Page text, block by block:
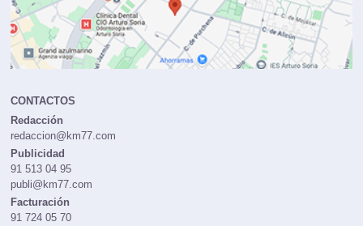
CONTACTOS
Redacción
redaccion@km77.com
Publicidad
91 513 04 95
publi@km77.com
Facturación
91 724 05 70